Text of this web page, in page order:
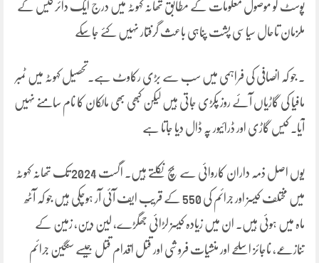
پوسٹ کو موصول معلومات کے مطابق تھانہ کہوٹہ میں درج ایک دائر کیس کے
ملزمان تاحال سیاسی پشت پناہی باعث گرفتار نہیں کئے جاسکے
۔ جو کہ انصافی کی فراہمی میں سب سے بڑی رکاوٹ ہے۔تحصیل کہوٹہ میں ٹمبر
مافیا کی گاڑیاں آئے روز پکڑی جاتی ہیں لیکن کبھی بھی مالکان کا نام سامنے نہیں
آیا۔ کیس گاڑی اور ڈرائیور پہ ڈال دیا جاتا ہے
یوں اصل ذمہ داران کاروائی سے بچ نکلتے ہیں۔ اگست 2024 تک تھانہ کہوٹہ
میں مختلف کیسز اور جرائم کی 550 کے قریب ایف آئی آر ہوچکی ہیں جو کہ آٹھ
ماہ میں ہوئی ہیں۔ ان میں زیادہ کیسز لڑائی جھگڑے، لین دین، زمین کے
تنازعے، ناجائز اسلحے اور منشیات فروشی اور قتل اقدام قتل جیسے سنگین جرائم